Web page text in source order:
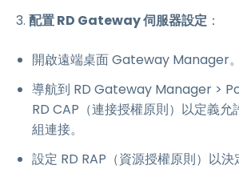
3. 配置 RD Gateway 伺服器設定 ：
開啟遠端桌面 Gateway Manager。
導航到 RD Gateway Manager >
RD CAP（連接授權原則）以定義允
組連接。
設定 RD RAP（資源授權原則）以